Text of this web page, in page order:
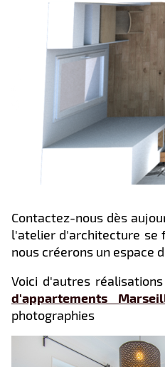
Contactez-nous dès
l'atelier d'architecture se
nous créerons un espace
Voici d'autres
d'appartements
photographies